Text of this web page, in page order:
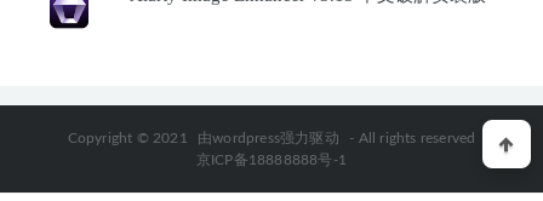
Copyright © 2021 由wordpress强力驱动
- All rights reserved
京ICP备18888888号-1